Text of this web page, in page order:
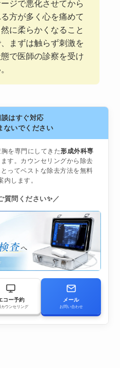
ジで悪化させてから
方が多く心を痛めて
に柔らかくなること
まずは触らず刺激を
で医師の診察を受け
はすぐ対応
ないでください
を専門にしてきた形成外科専
す。カウンセリングから除去
ってベストな除去方法を無料
内します。
質問ください✨／
コー予約
カウンセリング
メール
お問い合わせ